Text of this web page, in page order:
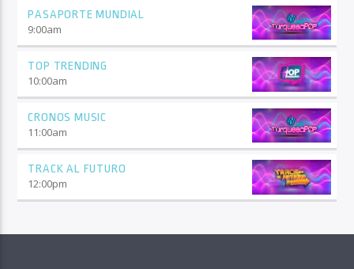
PASAPORTE MUNDIAL
9:00am
TOP TRENDING
10:00am
CRONOS MUSIC
11:00am
TRACK AL FUTURO
12:00pm